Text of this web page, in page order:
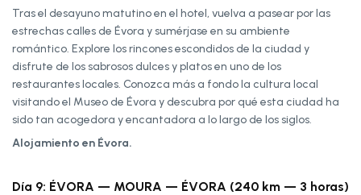
Tras el desayuno matutino en el hotel, vuelva a pasear por las
estrechas calles de Évora y sumérjase en su ambiente
romántico. Explore los rincones escondidos de la ciudad y
disfrute de los sabrosos dulces y platos en uno de los
restaurantes locales. Conozca más a fondo la cultura local
visitando el Museo de Évora y descubra por qué esta ciudad ha
sido tan acogedora y encantadora a lo largo de los siglos.
Alojamiento en Évora.
Día 9: ÉVORA — MOURA — ÉVORA (240 km — 3 horas)